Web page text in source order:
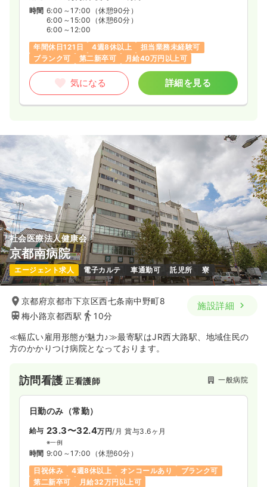
時間 6:00～17:00 （休憩90分）
6:00～15:00 （休憩60分）
6:00～12:00
年間休日121日
4週8休以上
担当業務未経験可
ブランク可
第二新卒可 月給40万円以上可
気になる 詳細を見る
社会医療法人健康会
京都南病院
エージェント求人 電子カルテ 車通勤可 託児所 寮
京都府京都市下京区西七条南中野町8
梅小路京都西駅
10分
施設詳細
≪幅広い雇用形態が魅力♪≫最寄駅はJR西大路駅、地域住民の
方のかかりつけ病院となっております。
訪問看護正看護師 一般病院
日勤のみ（常勤）
給与 23.3〜32.4万円/月 賞与3.6ヶ月
※一例
時間 9:00～17:00 （休憩60分）
日祝休み
4週8休以上 オンコールあり
ブランク可
第二新卒可
月給32万円以上可